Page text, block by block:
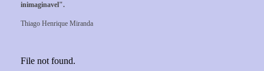
inimaginavel".
Thiago Henrique Miranda